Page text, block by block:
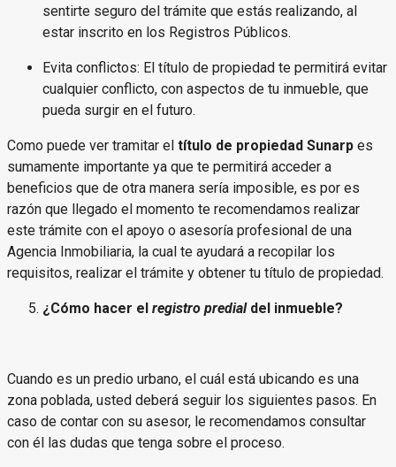
sentirte seguro del trámite que estás realizando, al
estar inscrito en los Registros Públicos.
Evita conflictos: El título de propiedad te permitirá evitar
cualquier conflicto, con aspectos de tu inmueble, que
pueda surgir en el futuro.
Como puede ver tramitar el título de propiedad Sunarp es
sumamente importante ya que te permitirá acceder a
beneficios que de otra manera sería imposible, es por es
razón que llegado el momento te recomendamos realizar
este trámite con el apoyo o asesoría profesional de una
Agencia Inmobiliaria, la cual te ayudará a recopilar los
requisitos, realizar el trámite y obtener tu título de propiedad.
¿Cómo hacer el registro predialdel inmueble?
Cuando es un predio urbano, el cuál está ubicando es una
zona poblada, usted deberá seguir los siguientes pasos. En
caso de contar con su asesor, le recomendamos consultar
con él las dudas que tenga sobre el proceso.